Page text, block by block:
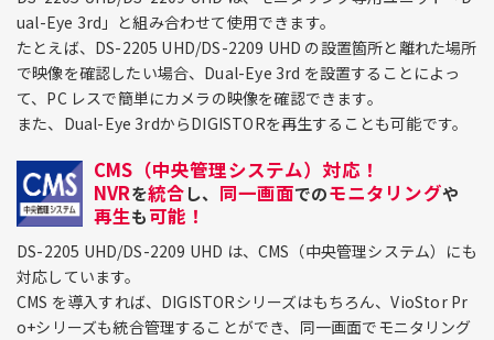
ual-Eye 3rd」と組み合わせて使用できます。
たとえば、DS-2205 UHD/DS-2209 UHD の設置箇所と離れた場所
で映像を確認したい場合、Dual-Eye 3rd を設置することによっ
て、PC レスで簡単にカメラの映像を確認できます。
また、Dual-Eye 3rdからDIGISTORを再生することも可能です。
CMS（中央管理システム）対応！
NVRを統合し、 同一画面でのモニタリングや
再生も可能！
DS-2205 UHD/DS-2209 UHD は、CMS（中央管理システム）にも
対応しています。
CMS を導入すれば、DIGISTORシリーズはもちろん、VioStor Pr
o+シリーズも統合管理することができ、同一画面でモニタリング